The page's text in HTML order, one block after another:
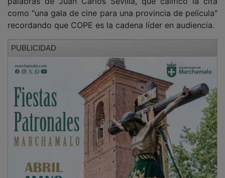
como "una gala de cine para una provincia de película"
recordando que COPE es la cadena líder en audiencia.